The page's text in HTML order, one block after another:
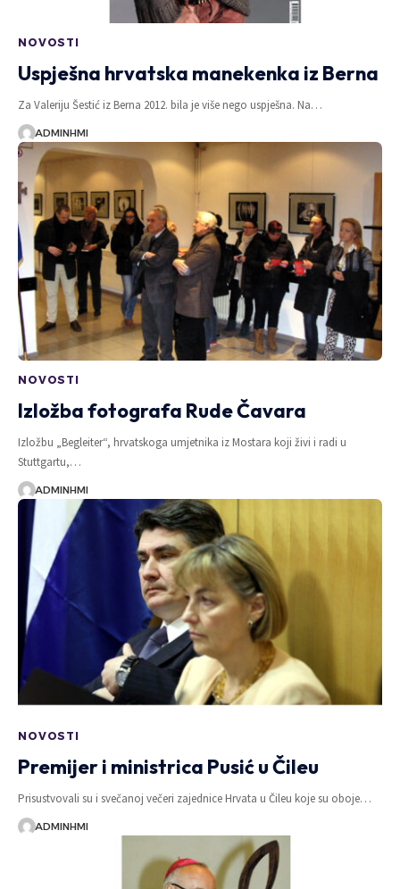
NOVOSTI
Uspješna hrvatska manekenka iz Berna
Za Valeriju Šestić iz Berna 2012. bila je više nego uspješna. Na…
ADMINHMI
NOVOSTI
Izložba fotografa Rude Čavara
Izložbu „Begleiter“, hrvatskoga umjetnika iz Mostara koji živi i radi u
Stuttgartu,…
ADMINHMI
NOVOSTI
Premijer i ministrica Pusić u Čileu
Prisustvovali su i svečanoj večeri zajednice Hrvata u Čileu koje su oboje…
ADMINHMI